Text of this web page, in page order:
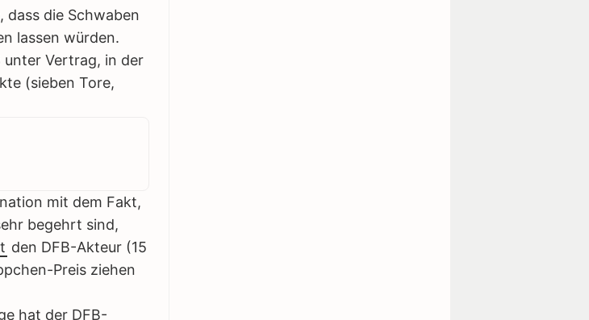
dass die Schwaben
lassen würden.
Vertrag, in der
(sieben Tore,
mit dem Fakt,
begehrt sind,
den DFB-Akteur (15
Preis ziehen
hat der DFB-